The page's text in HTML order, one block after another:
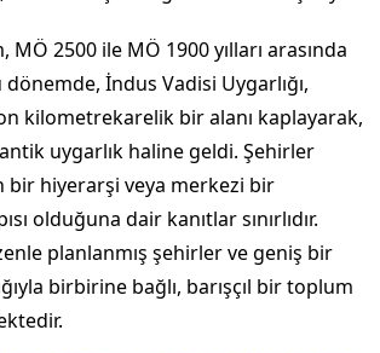
MÖ 2500 ile MÖ 1900 yılları arasında
dönemde, İndus Vadisi Uygarlığı,
kilometrekarelik bir alanı kaplayarak,
uygarlık haline geldi. Şehirler
bir hiyerarşi veya merkezi bir
olduğuna dair kanıtlar sınırlıdır.
planlanmış şehirler ve geniş bir
birbirine bağlı, barışçıl bir toplum